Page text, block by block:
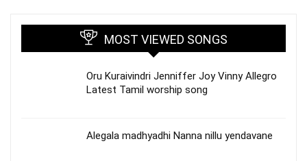
MOST VIEWED SONGS
Oru Kuraivindri Jenniffer Joy Vinny Allegro
Latest Tamil worship song
Alegala madhyadhi Nanna nillu yendavane